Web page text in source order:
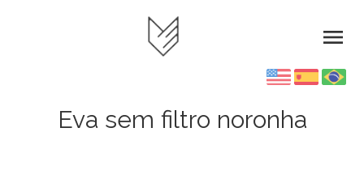
menu
Eva sem filtro noronha